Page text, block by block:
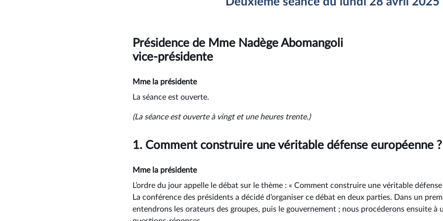
Présidence de Mme Nadège Abomangoli
vice-présidente
Mme la présidente
La séance est ouverte.
(La séance est ouverte à vingt et une heures trente.)
1. Comment construire une véritable défense européenne ?
Mme la présidente
L’ordre du jour appelle le débat sur le thème : « Comment construire une véritable défense
La conférence des présidents a décidé d’organiser ce débat en deux parties. Dans un
entendrons les orateurs des groupes, puis le gouvernement ; nous procéderons ensuite à